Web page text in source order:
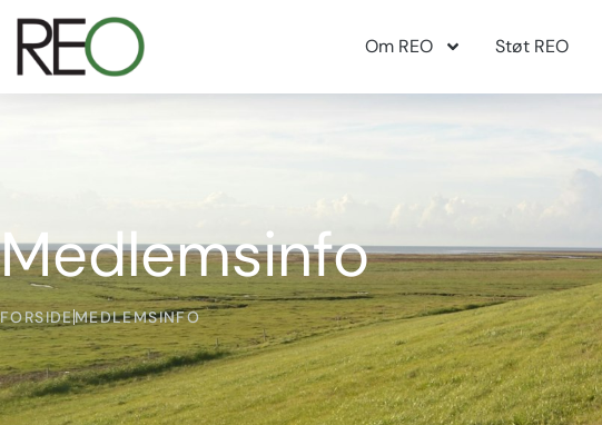
Om REO Støt REO
Medlemsinfo
FORSIDEMEDLEMSINFO